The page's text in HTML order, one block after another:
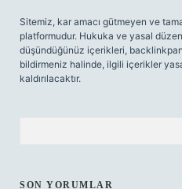
Sitemiz, kar amacı gütmeyen ve
platformudur. Hukuka ve yasal
düşündüğünüz içerikleri,
bildirmeniz halinde, ilgili içerikler
kaldırılacaktır.
SON YORUMLAR